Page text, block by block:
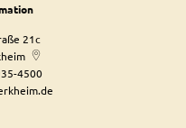
21c
4500